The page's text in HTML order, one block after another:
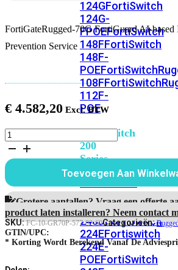
124GFortiSwitch
124G-
FPOEFortiSwitch
148FFortiSwitch
148F-
POE
108F
112F-
POE
FortiSwitch
200
Series
FortiSwitch
224D-
FPOEFortiSwitch
248DFortiSwitch
224EFortiswitch
224E-
POEFortiSwitch
FortiGateRugged-70G FortiGuard AI-
Prevention Service
€ 4.582,20
FortiGateRugged-
70G
Jaar
Inline
Malware
Prevention
Service
aantal
Toevoegen Aan
Grotere aantallen? Vraag een offerte
product laten installeren? Neem contact
SKU:FC-10-GR70P-577-02-60Categorieën:
GTIN/UPC:
* Korting Wordt Berekend Vanaf De